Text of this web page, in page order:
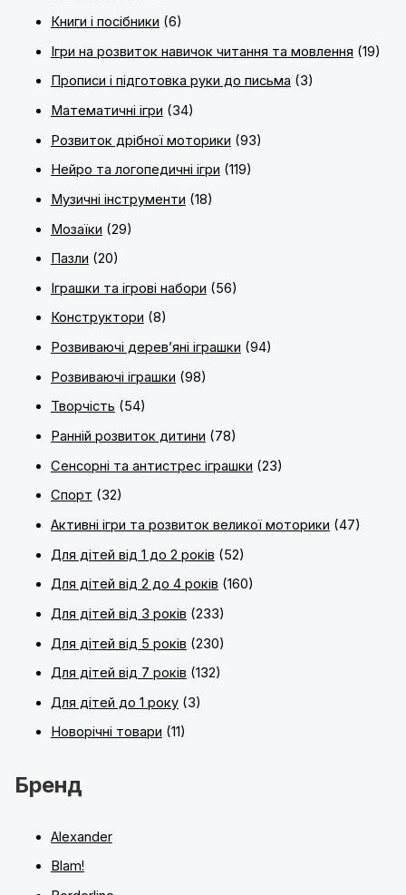
Книги і посібники (6)
Ігри на розвиток навичок читання та мовлення (19)
Прописи і підготовка руки до письма (3)
Математичні ігри (34)
Розвиток дрібної моторики (93)
Нейро та логопедичні ігри (119)
Музичні інструменти (18)
Мозаїки (29)
Пазли (20)
Іграшки та ігрові набори (56)
Конструктори (8)
Розвиваючі дерев’яні іграшки (94)
Розвиваючі іграшки (98)
Творчість (54)
Ранній розвиток дитини (78)
Сенсорні та антистрес іграшки (23)
Спорт (32)
Активні ігри та розвиток великої моторики (47)
Для дітей від 1 до 2 років (52)
Для дітей від 2 до 4 років (160)
Для дітей від 3 років (233)
Для дітей від 5 років (230)
Для дітей від 7 років (132)
Для дітей до 1 року (3)
Новорічні товари (11)
Бренд
Alexander
Blam!